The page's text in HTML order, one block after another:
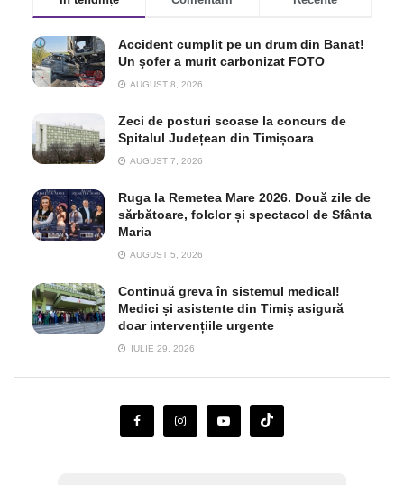
Accident cumplit pe un drum din Banat!
Un şofer a murit carbonizat FOTO
AUGUST 8, 2026
Zeci de posturi scoase la concurs de
Spitalul Județean din Timișoara
AUGUST 7, 2026
Ruga la Remetea Mare 2026. Două zile de
sărbătoare, folclor și spectacol de Sfânta
Maria
AUGUST 5, 2026
Continuă greva în sistemul medical!
Medici și asistente din Timiș asigură
doar intervențiile urgente
IULIE 29, 2026